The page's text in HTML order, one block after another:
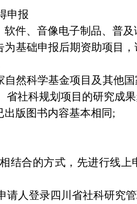
申报
件、音像电子制品、普
基础申报后期资助项目
自然科学基金项目及其他
省社科规划项目的研究成
版图书内容基本相同;
结合的方式，先进行线
请人登录四川省社科研究